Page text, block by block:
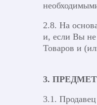
2.8. На
и, если Вы не
Товаров и
3.
3.1.